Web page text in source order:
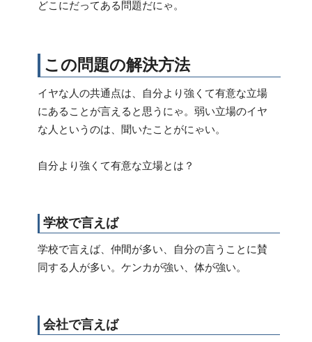
どこにだってある問題だにゃ。
この問題の解決方法
イヤな人の共通点は、自分より強くて有意な立場
にあることが言えると思うにゃ。弱い立場のイヤ
な人というのは、聞いたことがにゃい。
自分より強くて有意な立場とは？
学校で言えば
学校で言えば、仲間が多い、自分の言うことに賛
同する人が多い。ケンカが強い、体が強い。
会社で言えば